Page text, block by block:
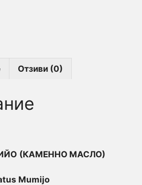
Отзиви (0)
(КАМЕННО МАСЛО)
Mumijo